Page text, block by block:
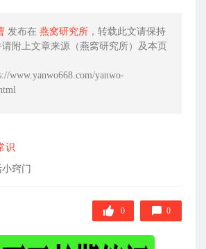
发布在 燕窝研究所 ，转载此文请保持
附上文章来源（燕窝研究所）及本页
www.yanwo668.com/yanwo-
识
窍门
0 0